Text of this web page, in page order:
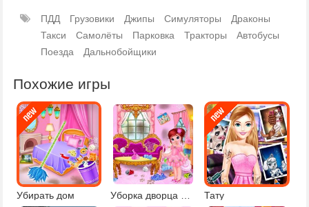
ПДД Грузовики Джипы Симуляторы
Драконы
Такси
Самолёты Парковка Тракторы
Автобусы
Поезда
Дальнобойщики
Похожие игры
Убирать дом Тату